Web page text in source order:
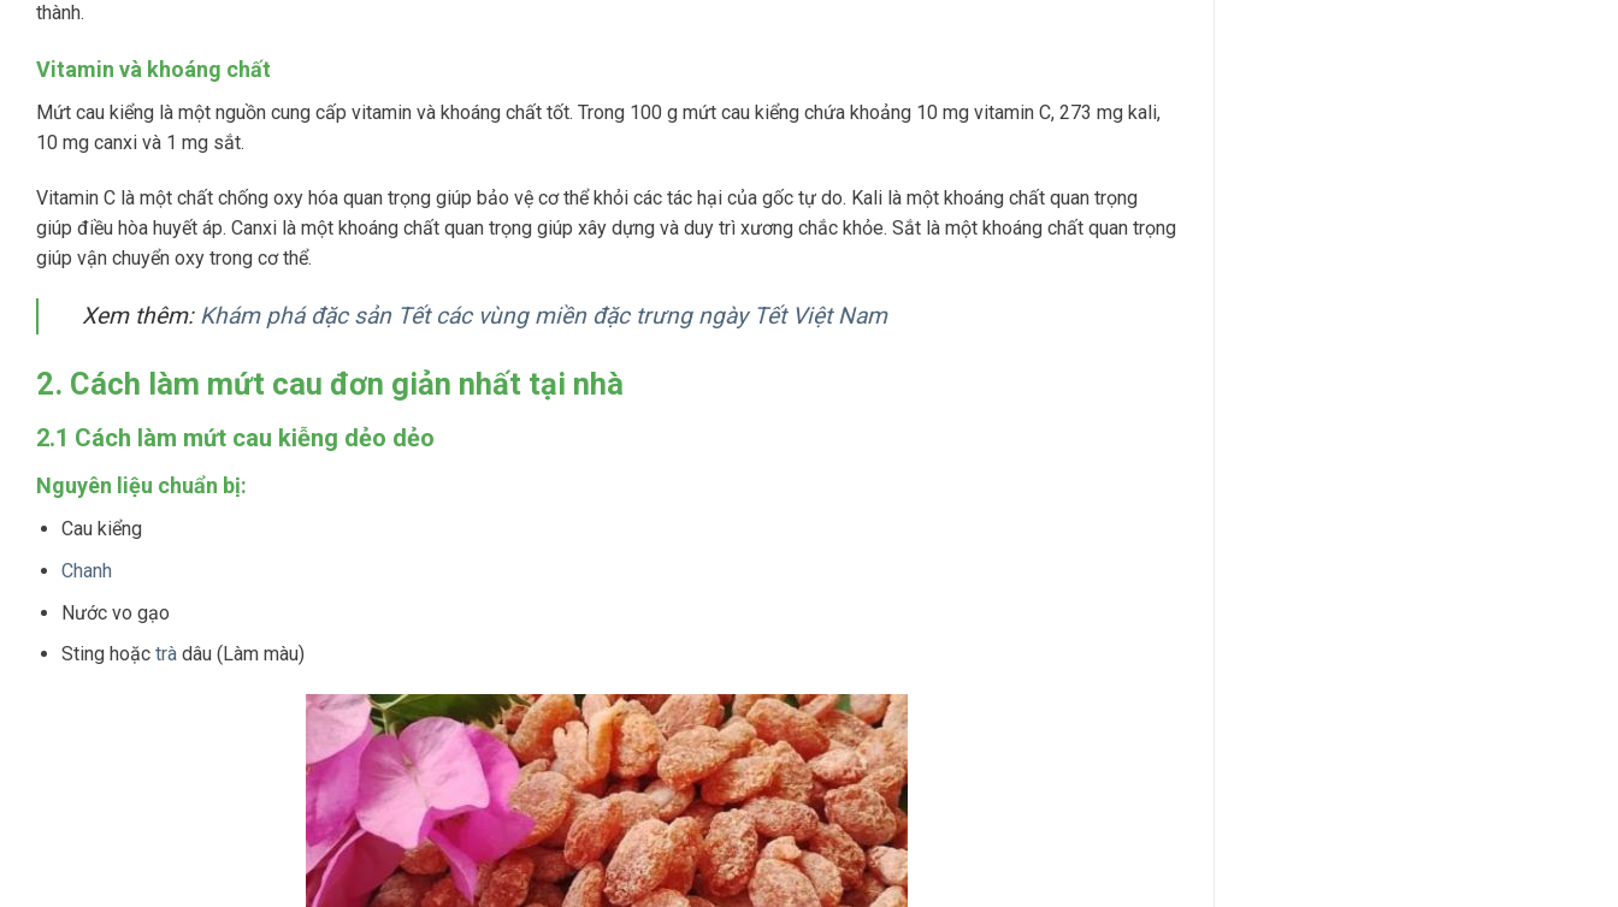
thành.
Vitamin và khoáng chất
Mứt cau kiểng là một nguồn cung cấp vitamin và khoáng chất tốt. Trong 100 g mứt cau kiểng chứa khoảng 10 mg vitamin C, 273 mg kali,
10 mg canxi và 1 mg sắt.
Vitamin C là một chất chống oxy hóa quan trọng giúp bảo vệ cơ thể khỏi các tác hại của gốc tự do. Kali là một khoáng chất quan trọng
giúp điều hòa huyết áp. Canxi là một khoáng chất quan trọng giúp xây dựng và duy trì xương chắc khỏe. Sắt là một khoáng chất quan trọng
giúp vận chuyển oxy trong cơ thể.
Xem thêm:Khám phá đặc sản Tết các vùng miền đặc trưng ngày Tết Việt Nam
2. Cách làm mứt cau đơn giản nhất tại nhà
2.1 Cách làm mứt cau kiễng dẻo dẻo
Nguyên liệu chuẩn bị:
Cau kiểng
Chanh
Nước vo gạo
Sting hoặc tràdâu (Làm màu)